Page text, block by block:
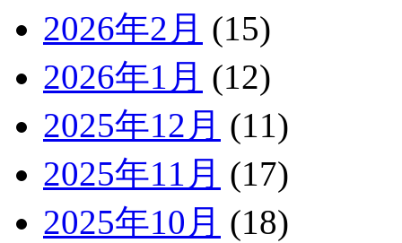
2026年2月 (15)
2026年1月 (12)
2025年12月 (11)
2025年11月 (17)
2025年10月 (18)